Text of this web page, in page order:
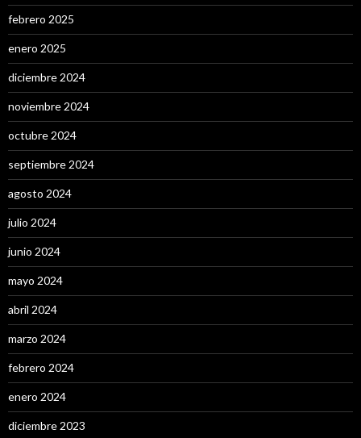
febrero 2025
enero 2025
diciembre 2024
noviembre 2024
octubre 2024
septiembre 2024
agosto 2024
julio 2024
junio 2024
mayo 2024
abril 2024
marzo 2024
febrero 2024
enero 2024
diciembre 2023